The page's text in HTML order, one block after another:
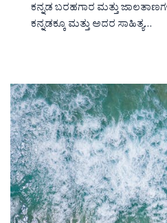
ಕನ್ನಡ ಬರಹಗಾರ ಮತ್ತು
ಕನ್ನಡಕ್ಕೂ ಮತ್ತು ಅದರ ಸಾಹಿತ್ಯ…